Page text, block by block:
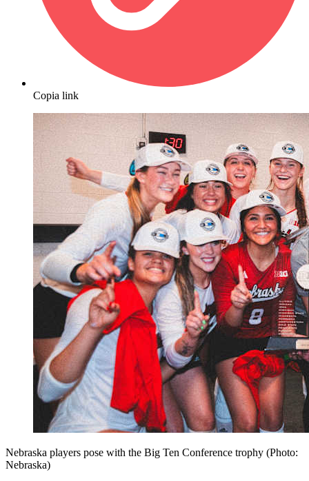
Copia link
Nebraska players pose with the Big Ten Conference trophy (Photo:
Nebraska)